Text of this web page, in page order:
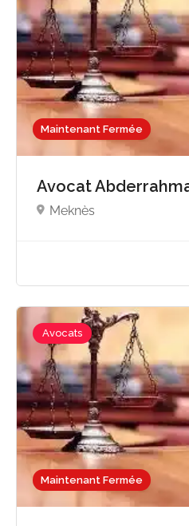
Maintenant Fermée
Avocat
Meknès
Maintenant Fermée
Avocats